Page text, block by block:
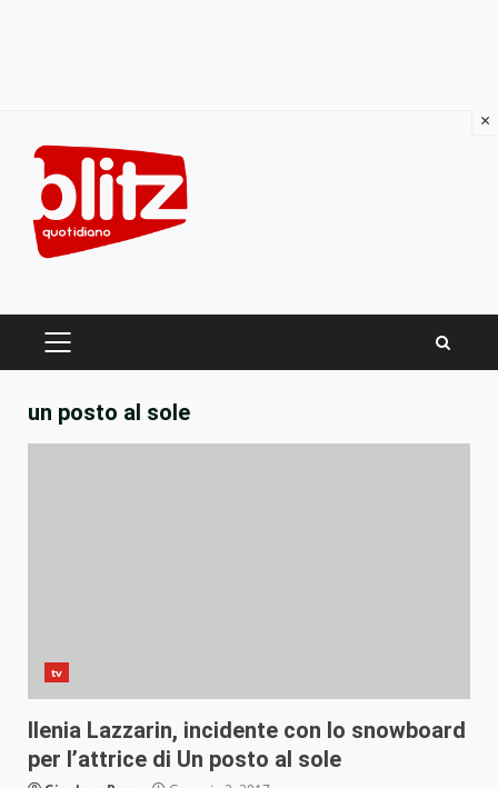
content
PRIMARY
un posto al sole
tv
Ilenia Lazzarin, incidente con lo snowboard
per l’attrice di Un posto al sole
×